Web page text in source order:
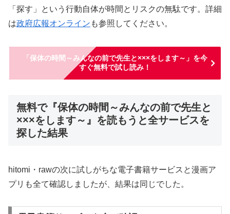
「探す」という行動自体が時間とリスクの無駄です。詳細
は政府広報オンライン も参照してください。
「保体の時間～みんなの前で先生と×××をします～」を今
すぐ無料で試し読み！
無料で『保体の時間～みんなの前で先生と
×××をします～』を読もうと全サービスを
探した結果
hitomi・rawの次に試しがちな電子書籍サービスと漫画ア
プリも全て確認しましたが、結果は同じでした。